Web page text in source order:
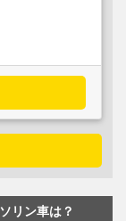
リン車は？